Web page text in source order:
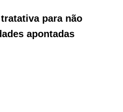
para não
apontadas